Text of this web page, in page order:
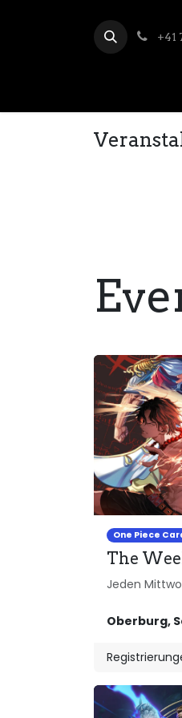
+41
One Piece
The
Jeden
Oberburg,